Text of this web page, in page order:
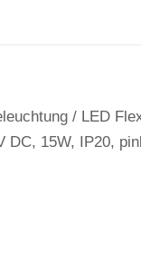
/ LED
DC, 15W, IP20,